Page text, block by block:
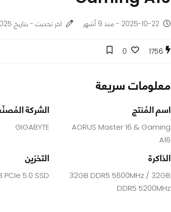
2025-10-22 - منذ 9 أشهر اخر تحديث - بتاريخ 2025-10-22
1756
0
معلومات سريعة
اسم المُنتج
AORUS Master 16 & Gaming
A16
الشركة
GIGABYTE
الذاكرة
32GB DDR5 5600MHz / 32GB
DDR5 5200MHz
التخزين
PCIe 5.0 SSD